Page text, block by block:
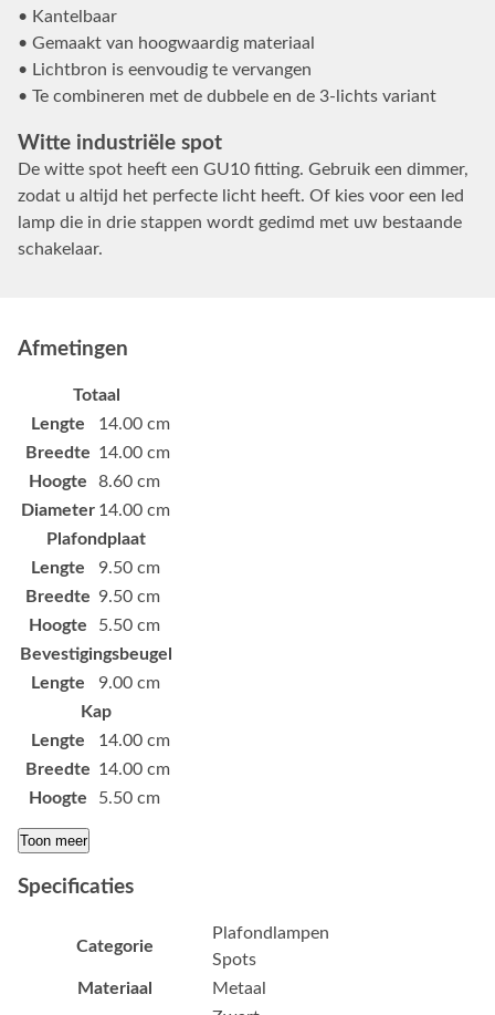
• Kantelbaar
• Gemaakt van hoogwaardig materiaal
• Lichtbron is eenvoudig te vervangen
• Te combineren met de dubbele en de 3-lichts variant
Witte industriële spot
De witte spot heeft een GU10 fitting. Gebruik een dimmer,
zodat u altijd het perfecte licht heeft. Of kies voor een led
lamp die in drie stappen wordt gedimd met uw bestaande
schakelaar.
Afmetingen
Totaal
Lengte
14.00 cm
Breedte 14.00 cm
Hoogte
8.60 cm
Diameter 14.00 cm
Plafondplaat
Lengte
9.50 cm
Breedte 9.50 cm
Hoogte
5.50 cm
Bevestigingsbeugel
Lengte
9.00 cm
Kap
Lengte
14.00 cm
Breedte 14.00 cm
Hoogte
5.50 cm
Toon meer
Specificaties
Categorie
Plafondlampen
Spots
Materiaal
Metaal